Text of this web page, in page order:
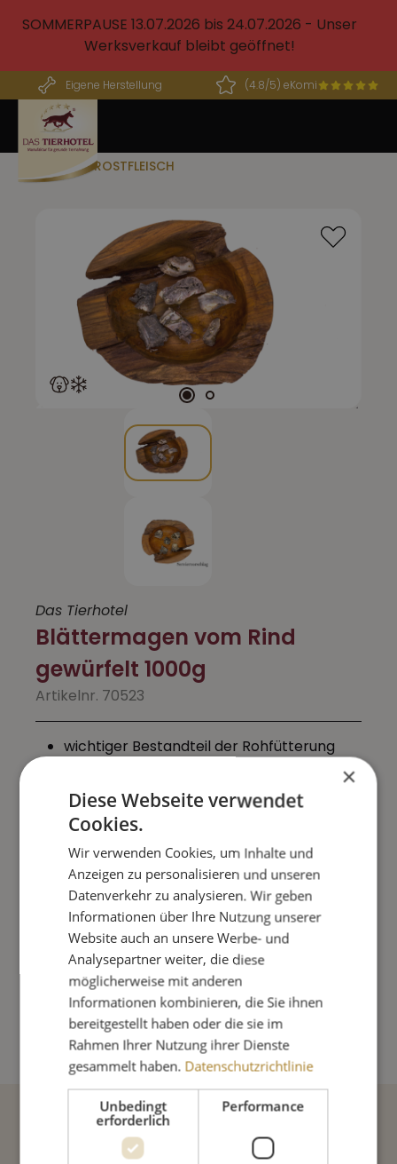
springen
SOMMERPAUSE 13.07.2026 bis 24.07.2026 - Unser
Werksverkauf bleibt geöffnet!
Eigene Herstellung (4.8/5) eKomi
BARF FROSTFLEISCH
Bildergalerie überspringen
Das Tierhotel
Blättermagen vom Rind
gewürfelt 1000g
Artikelnr. 70523
wichtiger Bestandteil der Rohfütterung
4,55 €
Inkl. 7% MwSt. zzgl. Versandkosten
Sofort lieferbar Lieferung in 1-3 Tage
Produkt Anzahl: Gib den
IN DEN WARENKORB
Beschreibung
×
Diese Webseite verwendet
Cookies.
Wir verwenden Cookies, um Inhalte und
Anzeigen zu personalisieren und unseren
Datenverkehr zu analysieren. Wir geben
Informationen über Ihre Nutzung unserer
Website auch an unsere Werbe- und
Analysepartner weiter, die diese
möglicherweise mit anderen
Informationen kombinieren, die Sie ihnen
bereitgestellt haben oder die sie im
Rahmen Ihrer Nutzung ihrer Dienste
gesammelt haben. Datenschutzrichtlinie
Unbedingt
erforderlich
Performance